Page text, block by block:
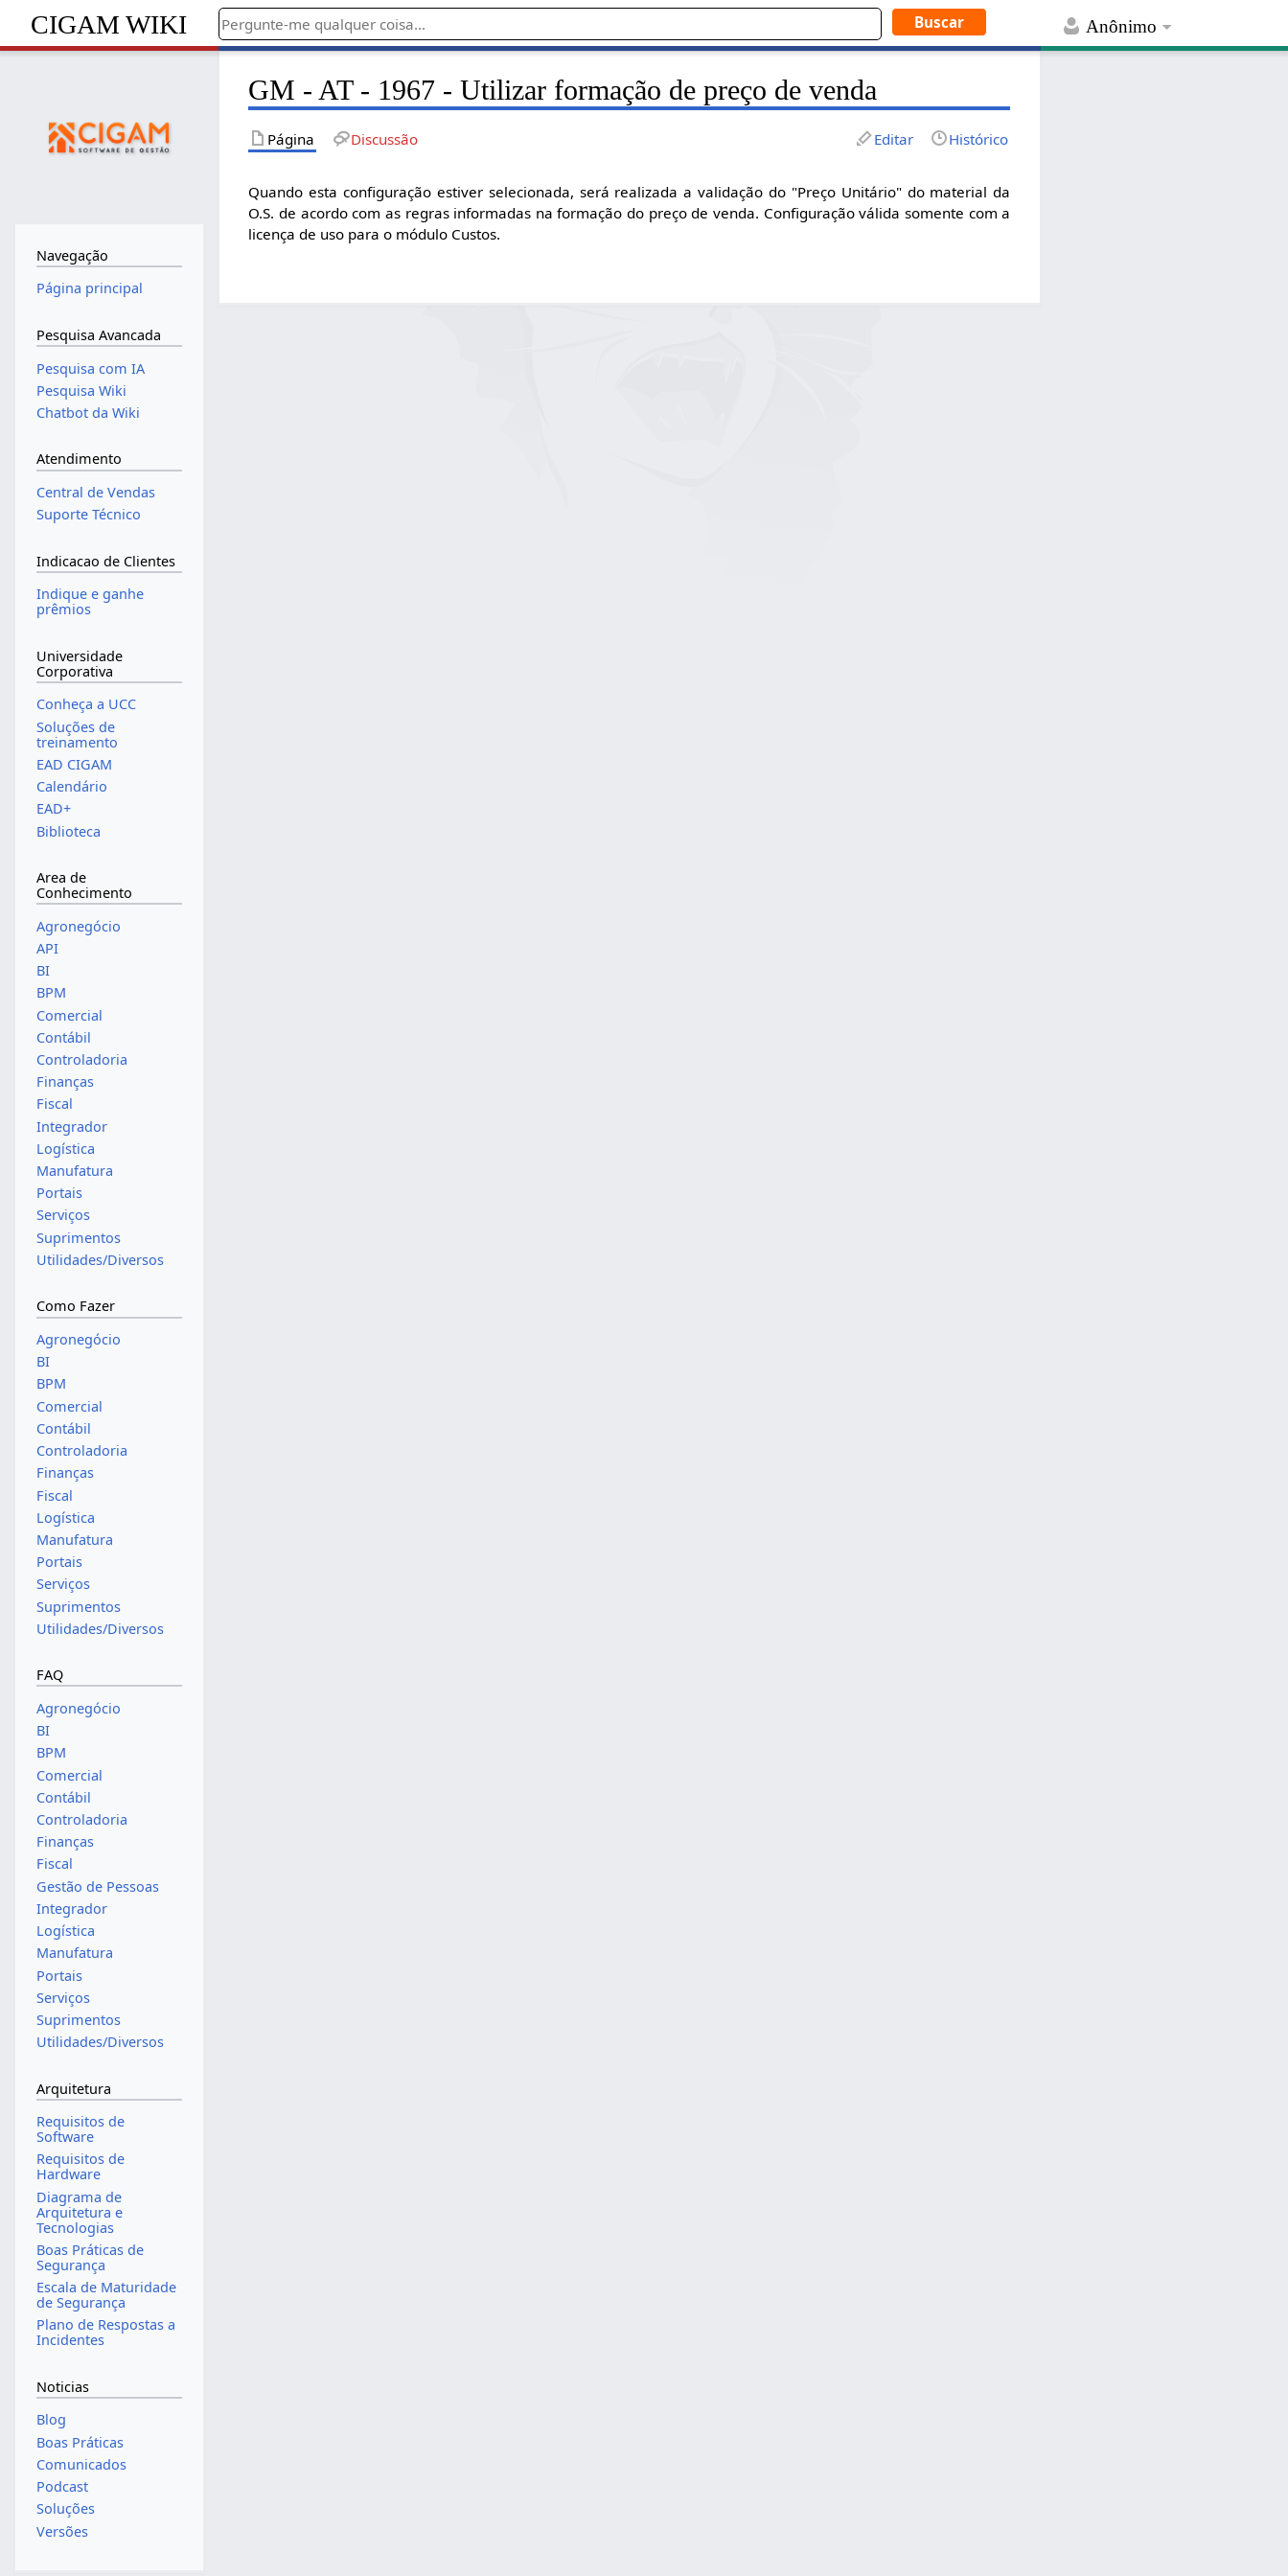
Anônimo
CIGAM WIKI
GM - AT - 1967 - Utilizar formação de preço de venda
Página Discussão Editar Histórico
Quando esta configuração estiver selecionada, será realizada a validação do "Preço Unitário" do material da
O.S. de acordo com as regras informadas na formação do preço de venda. Configuração válida somente com a
licença de uso para o módulo Custos.
Navegação
Página principal
Pesquisa Avancada
Pesquisa com IA
Pesquisa Wiki
Chatbot da Wiki
Atendimento
Central de Vendas
Suporte Técnico
Indicacao de Clientes
Indique e ganhe
prêmios
Universidade
Corporativa
Conheça a UCC
Soluções de
treinamento
EAD CIGAM
Calendário
EAD+
Biblioteca
Area de
Conhecimento
Agronegócio
API
BI
BPM
Comercial
Contábil
Controladoria
Finanças
Fiscal
Integrador
Logística
Manufatura
Portais
Serviços
Suprimentos
Utilidades/Diversos
Como Fazer
Agronegócio
BI
BPM
Comercial
Contábil
Controladoria
Finanças
Fiscal
Logística
Manufatura
Portais
Serviços
Suprimentos
Utilidades/Diversos
FAQ
Agronegócio
BI
BPM
Comercial
Contábil
Controladoria
Finanças
Fiscal
Gestão de Pessoas
Integrador
Logística
Manufatura
Portais
Serviços
Suprimentos
Utilidades/Diversos
Arquitetura
Requisitos de
Software
Requisitos de
Hardware
Diagrama de
Arquitetura e
Tecnologias
Boas Práticas de
Segurança
Escala de Maturidade
de Segurança
Plano de Respostas a
Incidentes
Noticias
Blog
Boas Práticas
Comunicados
Podcast
Soluções
Versões